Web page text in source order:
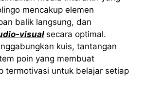
mencakup elemen
balik langsung, dan
visual secara optimal.
kuis, tantangan
poin yang membuat
termotivasi untuk belajar setiap